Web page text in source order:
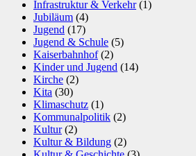
Infrastruktur & Verkehr(1)
Jubiläum (4)
Jugend (17)
Jugend & Schule (5)
Kaiserbahnhof(2)
Kinder und Jugend (14)
Kirche (2)
Kita (30)
Klimaschutz (1)
Kommunalpolitik (2)
Kultur(2)
Kultur & Bildung (2)